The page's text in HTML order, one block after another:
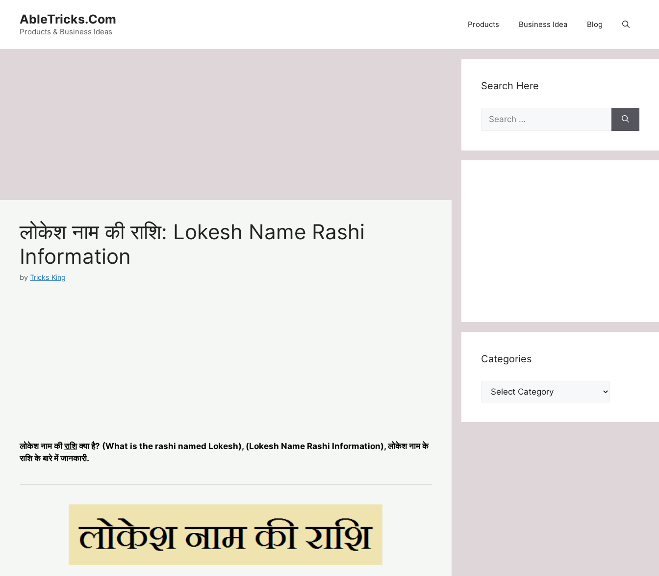
content
AbleTricks.Com
Products & Business Ideas
Products Business Idea Blog
लोकेश नाम की राशि: Lokesh Name Rashi
Information
by Tricks King
लोकेश नाम कीराशिक्या है? (What is the rashi named Lokesh), (Lokesh Name Rashi Information), लोकेश नाम के
राशि के बारे में जानकारी.
Search Here
Search
for:
Categories
Categories